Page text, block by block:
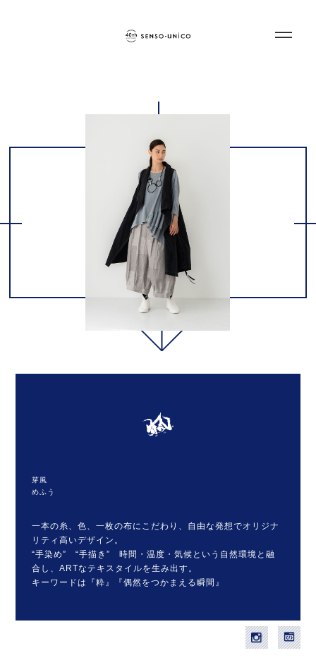
芽風
めふう
一本の糸、色、一枚の布にこだわり、自由な発想でオリジナ
リティ高いデザイン。
“手染め” “手描き” 時間・温度・気候という自然環境と融
合し、ARTなテキスタイルを生み出す。
キーワードは『粋』『偶然をつかまえる瞬間』